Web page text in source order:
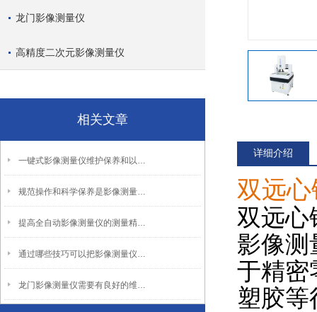
详细介绍
双远
双远心
影像测
于精密
塑胶等
龙门影像测量仪
高精度二次元影像测量仪
相关文章
一键式影像测量仪维护保养和以下环境因素有关
规范操作和科学保养是影像测量仪使用关键
提高全自动影像测量仪的测量精度有哪些要求呢？
通过哪些技巧可以把影像测量仪的测量误差降低呢？
龙门影像测量仪需要有良好的维护与保养措施